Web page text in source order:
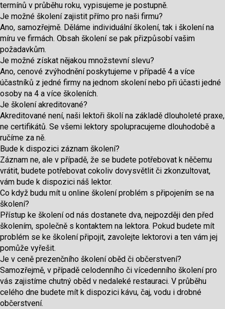
termínů v průběhu roku, vypisujeme je postupně.
Je možné školení zajistit přímo pro naši firmu?
Ano, samozřejmě. Děláme individuální školení, tak i školení na
míru ve firmách. Obsah školení se pak přizpůsobí vašim
požadavkům.
Je možné získat nějakou množstevní slevu?
Ano, cenové zvýhodnění poskytujeme v případě 4 a více
účastníků z jedné firmy na jednom skolení nebo při účasti jedné
osoby na 4 a více školeních.
Je školení akreditované?
Akreditované není, naši lektoři školí na základě dlouholeté praxe,
ne certifikátů. Se všemi lektory spolupracujeme dlouhodobě a
ručíme za ně.
Bude k dispozici záznam školení?
Záznam ne, ale v případě, že se budete potřebovat k něčemu
vrátit, budete potřebovat cokoliv dovysvětlit či zkonzultovat,
vám bude k dispozici náš lektor.
Co když budu mít u online školení problém s připojením se na
školení?
Přístup ke školení od nás dostanete dva, nejpozději den před
školením, společně s kontaktem na lektora. Pokud budete mít
problém se ke školení připojit, zavolejte lektorovi a ten vám jej
pomůže vyřešit.
Je v ceně prezenčního školení oběd či občerstvení?
Samozřejmě, v případě celodenního či vícedenního školení pro
vás zajistíme chutný oběd v nedaleké restauraci. V průběhu
celého dne budete mít k dispozici kávu, čaj, vodu i drobné
občerstvení.